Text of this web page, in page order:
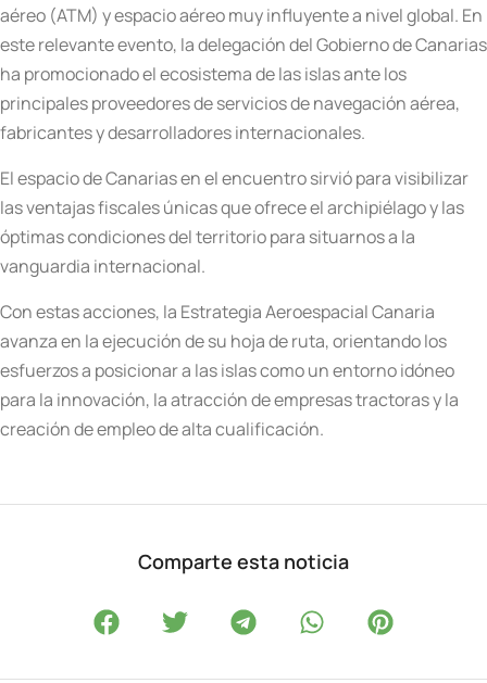
aéreo (ATM) y espacio aéreo muy influyente a nivel global. En
este relevante evento, la delegación del Gobierno de Canarias
ha promocionado el ecosistema de las islas ante los
principales proveedores de servicios de navegación aérea,
fabricantes y desarrolladores internacionales.
El espacio de Canarias en el encuentro sirvió para visibilizar
las ventajas fiscales únicas que ofrece el archipiélago y las
óptimas condiciones del territorio para situarnos a la
vanguardia internacional.
Con estas acciones, la Estrategia Aeroespacial Canaria
avanza en la ejecución de su hoja de ruta, orientando los
esfuerzos a posicionar a las islas como un entorno idóneo
para la innovación, la atracción de empresas tractoras y la
creación de empleo de alta cualificación.
Comparte esta noticia